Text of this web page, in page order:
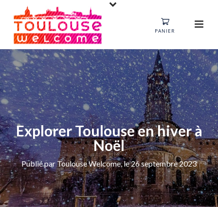
PANIER
Explorer Toulouse en hiver à
Noël
Publié par Toulouse Welcome, le 26 septembre 2023